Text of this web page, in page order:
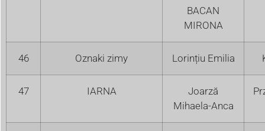
BACAN
MIRONA
46 Oznaki zimy Lorințiu Emilia
47 IARNA
Joarză
Mihaela-Anca